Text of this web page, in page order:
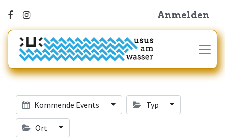
Anmelden
Kommende Events Typ
Ort